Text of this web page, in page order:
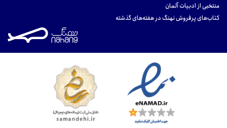
منتخبی از ادبیات آلمان
کتاب‌های پرفروش نهنگ در هفته‌های گذشته